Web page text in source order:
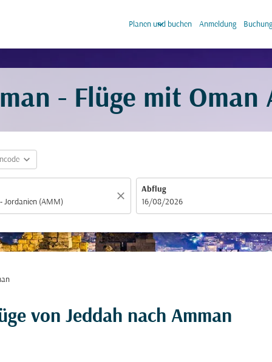
Planen und buchen
keyboard_arrow_down Anmeldung
- Flüge mit Oman
expand_more
close
Abflug
fc-booking-departure-date-aria-label
16/08/2026
von Jeddah nach Amman
Ziel) zu aktualisieren oder mit den einzelnen Daten